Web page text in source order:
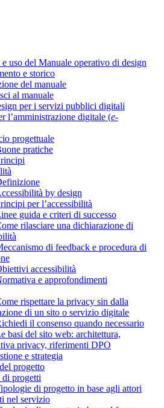
uso del Manuale operativo di design
e storico
del manuale
al manuale
per i servizi pubblici digitali
l’amministrazione digitale (e-
progettuale
pratiche
by design
per l’accessibilità
guida e criteri di successo
rilasciare una dichiarazione di
di feedback e procedura di
accessibilità
e approfondimenti
rispettare la privacy sin dalla
di un sito o servizio digitale
il consenso quando necessario
basi del sito web: architettura,
privacy, riferimenti DPO
e strategia
progetto
progetti
di progetto in base agli attori
nel servizio